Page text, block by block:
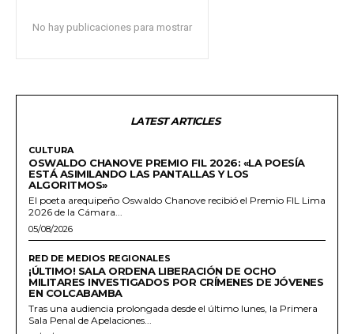
No hay publicaciones para mostrar
LATEST ARTICLES
CULTURA
OSWALDO CHANOVE PREMIO FIL 2026: «LA POESÍA
ESTÁ ASIMILANDO LAS PANTALLAS Y LOS
ALGORITMOS»
El poeta arequipeño Oswaldo Chanove recibió el Premio FIL Lima
2026 de la Cámara...
05/08/2026
RED DE MEDIOS REGIONALES
¡ÚLTIMO! SALA ORDENA LIBERACIÓN DE OCHO
MILITARES INVESTIGADOS POR CRÍMENES DE JÓVENES
EN COLCABAMBA
Tras una audiencia prolongada desde el último lunes, la Primera
Sala Penal de Apelaciones...